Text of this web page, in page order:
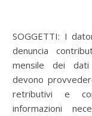
SOGGETTI: I datori di lavoro già tenuti a presentare la
denuncia
mensile dei dati
devono
retributivi e
informazioni